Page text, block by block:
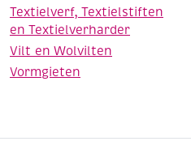
Textielverf, Textielstiften
en Textielverharder
Vilt en Wolvilten
Vormgieten